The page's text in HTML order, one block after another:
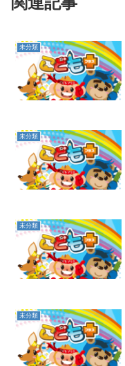
未分類
未分類
未分類
未分類